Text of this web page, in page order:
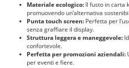
Materiale ecologico: Il fusto in carta
promuovendo un’alternativa
Punta touch screen: Perfetta per
senza graffiare il display.
Struttura leggera e maneggevole:
confortevole.
Perfetta per promozioni aziendali:
per eventi e fiere.